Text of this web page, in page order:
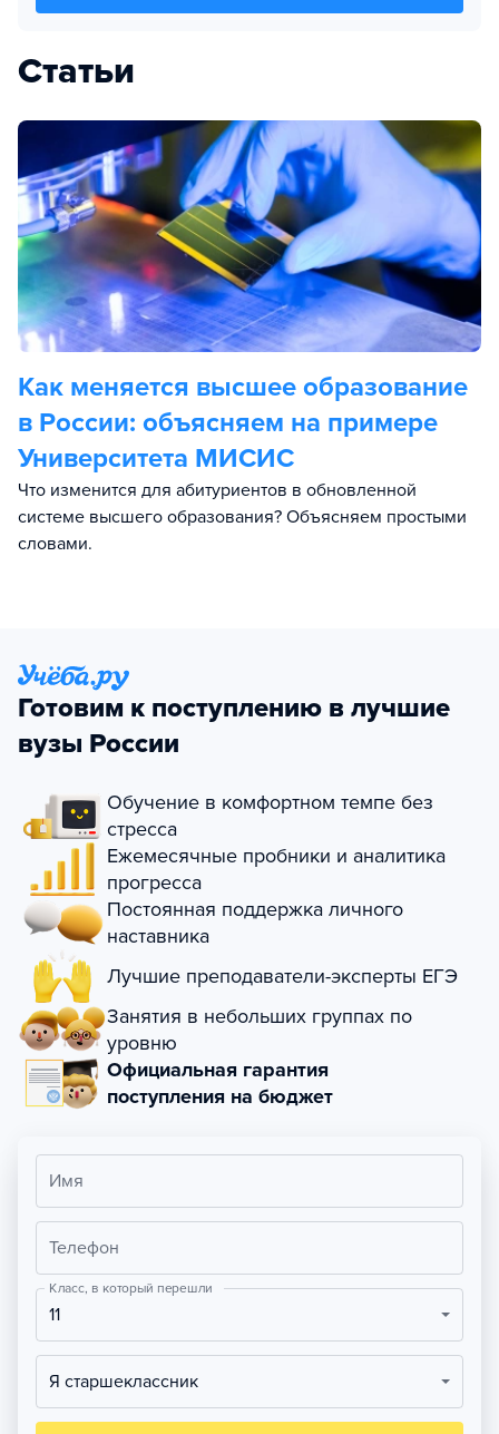
Статьи
Как меняется высшее образование
в России: объясняем на примере
Университета МИСИС
Что изменится для абитуриентов в обновленной
системе высшего образования? Объясняем простыми
словами.
Готовим к поступлению в лучшие
вузы России
Обучение в комфортном темпе без
стресса
Ежемесячные пробники и аналитика
прогресса
Постоянная поддержка личного
наставника
Лучшие преподаватели-эксперты ЕГЭ
Занятия в небольших группах по
уровню
Официальная гарантия
поступления на бюджет
Имя
Телефон
Класс, в который перешли
11
Я старшеклассник